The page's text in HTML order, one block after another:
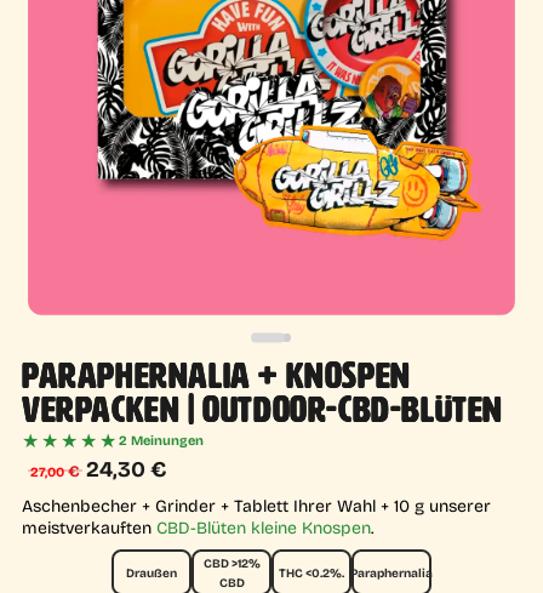
PARAPHERNALIA + KNOSPEN
VERPACKEN | OUTDOOR-CBD-BLÜTEN
★★★★★2 Meinungen
27,00€ Ursprünglicher
Preis
war:
27,00 €
24,30€Aktueller
Preis
ist:
24,30 €.
Aschenbecher + Grinder + Tablett Ihrer Wahl + 10 g unserer
meistverkauftenCBD-Blüten kleine Knospen.
Draußen
CBD >12%
CBD
THC <0.2%. Paraphernalia